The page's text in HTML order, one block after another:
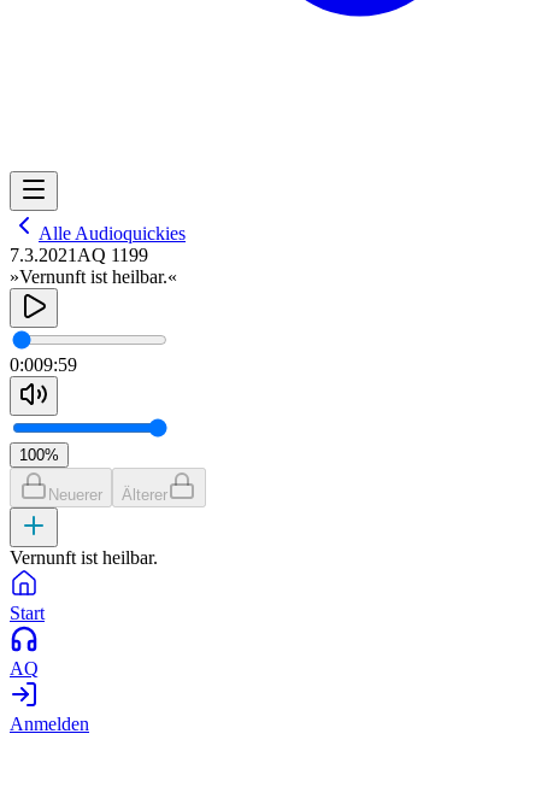
Alle Audioquickies
7.3.2021 AQ 1199
»Vernunft ist heilbar.«
0:009:59
100%
Neuerer Älterer
Vernunft ist heilbar.
Start
AQ
Anmelden